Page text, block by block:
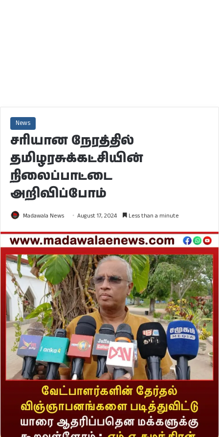
News
சரியான நேரத்தில்
தமிழரசுக்கட்சியின்
நிலைப்பாட்டை
அறிவிப்போம்
Madawala News August 17, 2024 Less than a minute